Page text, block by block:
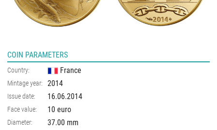
COIN PARAMETERS
Country: France
Mintage year: 2014
Issue date: 16.06.2014
Face value: 10 euro
Diameter: 37.00 mm